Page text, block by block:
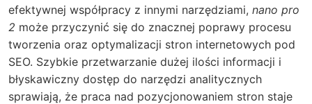
efektywnej współpracy z innymi narzędziami, nano pro
2 może przyczynić się do znacznej poprawy procesu
tworzenia oraz optymalizacji stron internetowych pod
SEO. Szybkie przetwarzanie dużej ilości informacji i
błyskawiczny dostęp do narzędzi analitycznych
sprawiają, że praca nad pozycjonowaniem stron staje